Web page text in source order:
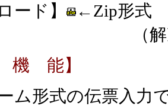
ード】
←Zip形式
後、mdb初
機 能】
ム形式の伝票入力